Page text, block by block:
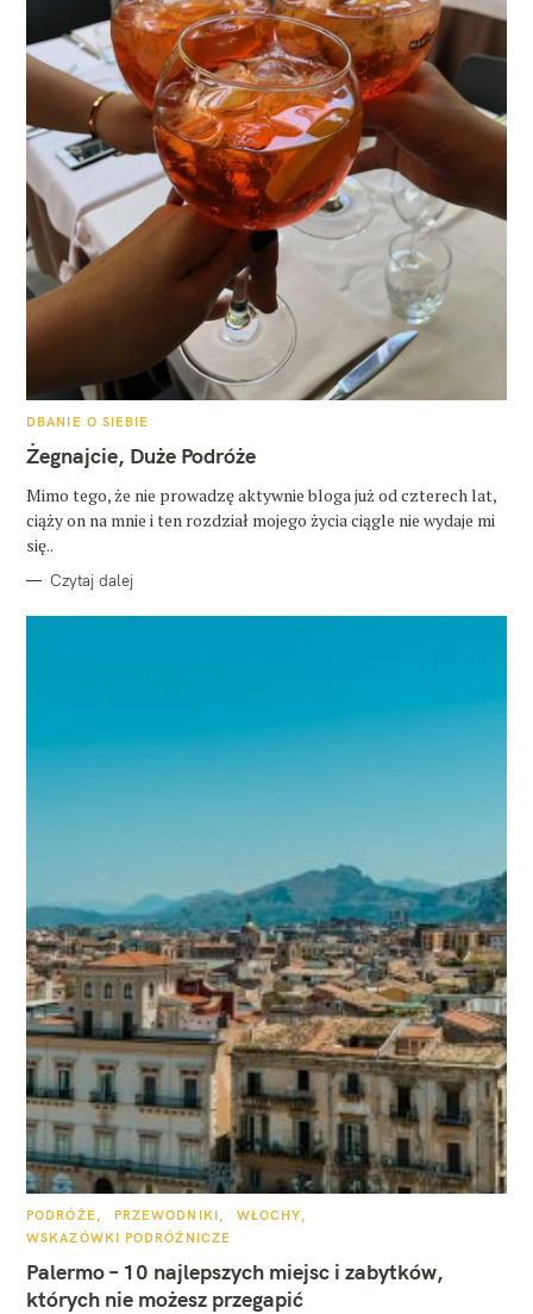
K
T
E
O
R
I
DBANIE O SIEBIE
Żegnajcie, Duże Podróże
Mimo tego, że nie prowadzę aktywnie bloga już od czterech lat,
ciąży on na mnie i ten rozdział mojego życia ciągle nie wydaje mi
się..
Czytaj dalej
K
T
G
O
R
PODRÓŻE PRZEWODNIKI
WŁOCHY
WSKAZÓWKI PODRÓŻNICZE
Palermo – 10 najlepszych miejsc i zabytków,
których nie możesz przegapić